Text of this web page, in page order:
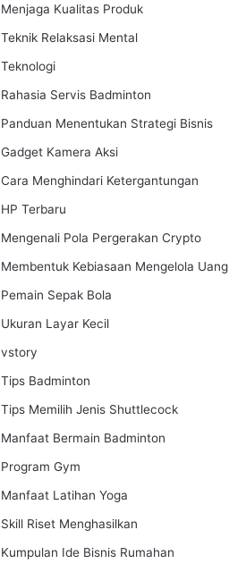
Menjaga Kualitas Produk
Teknik Relaksasi Mental
Teknologi
Rahasia Servis Badminton
Panduan Menentukan Strategi Bisnis
Gadget Kamera Aksi
Cara Menghindari Ketergantungan
HP Terbaru
Mengenali Pola Pergerakan Crypto
Membentuk Kebiasaan Mengelola Uang
Pemain Sepak Bola
Ukuran Layar Kecil
vstory
Tips Badminton
Tips Memilih Jenis Shuttlecock
Manfaat Bermain Badminton
Program Gym
Manfaat Latihan Yoga
Skill Riset Menghasilkan
Kumpulan Ide Bisnis Rumahan